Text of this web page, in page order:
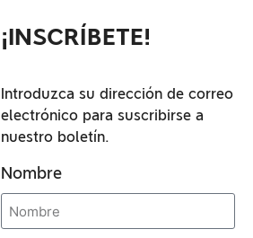
¡INSCRÍBETE!
Introduzca su dirección de correo
electrónico para suscribirse a
nuestro boletín.
Nombre